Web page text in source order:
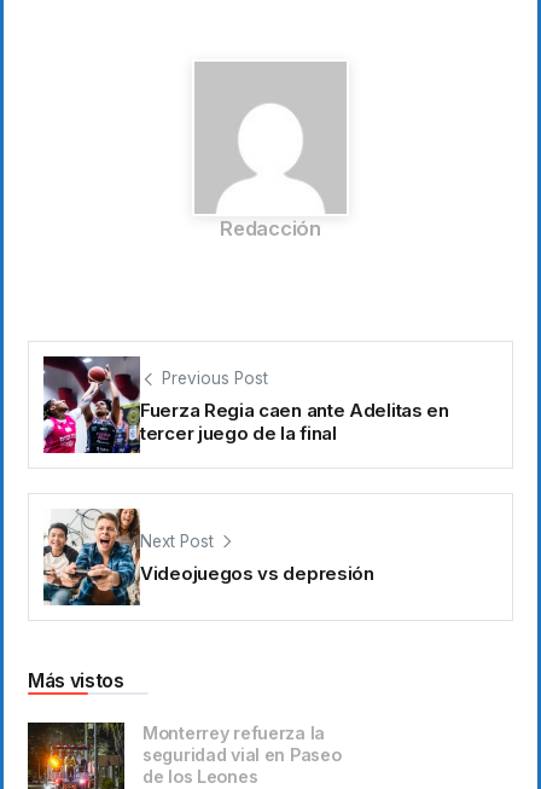
Redacción
Previous Post
Fuerza Regia caen ante Adelitas en
tercer juego de la final
Next Post
Videojuegos vs depresión
Más vistos
Monterrey refuerza la
seguridad vial en Paseo
de los Leones